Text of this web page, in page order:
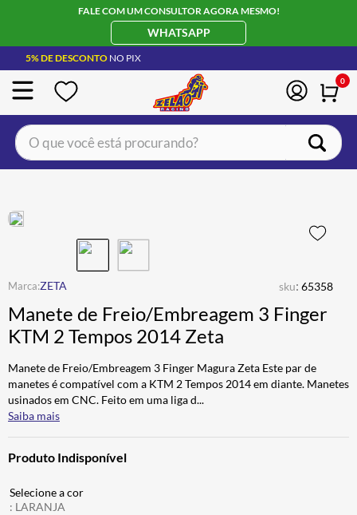
FALE COM UM CONSULTOR AGORA MESMO!
WHATSAPP
5% DE DESCONTO NO PIX
0
O que você está procurando?
ZETA sku: 65358
Manete de Freio/Embreagem 3 Finger
KTM 2 Tempos 2014 Zeta
Manete de Freio/Embreagem 3 Finger Magura Zeta Este par de
manetes é compatível com a KTM 2 Tempos 2014 em diante. Manetes
usinados em CNC. Feito em uma liga d...
Saiba mais
Produto Indisponível
: LARANJA
JAQUETA
4º ÓCULOS SOLAR
5º LUVA
6º ALPINESTAR
7º BAU
8º CALÇA
9º AIROH
10º BOTAS